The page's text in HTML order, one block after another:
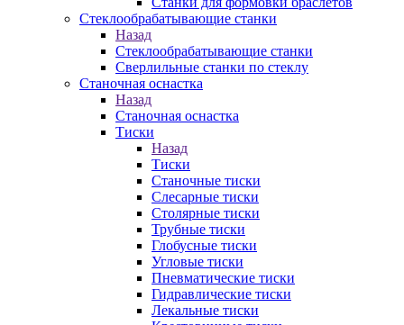
Стеклообрабатывающие станки
Назад
Стеклообрабатывающие станки
Сверлильные станки по стеклу
Станочная оснастка
Назад
Станочная оснастка
Тиски
Назад
Тиски
Станочные тиски
Слесарные тиски
Столярные тиски
Трубные тиски
Глобусные тиски
Угловые тиски
Пневматические тиски
Гидравлические тиски
Лекальные тиски